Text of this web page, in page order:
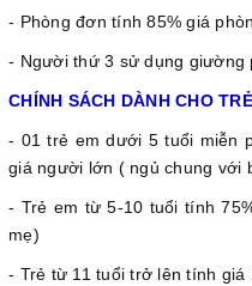
- Phòng đơn tính 85% giá
- Người thứ 3 sử dụng giường
CHÍNH SÁCH DÀNH CHO
- 01 trẻ em dưới 5 tuổi miễn
giá người lớn ( ngủ chung với
- Trẻ em từ 5-10 tuổi tính
mẹ)
- Trẻ từ 11 tuổi trở lên tính